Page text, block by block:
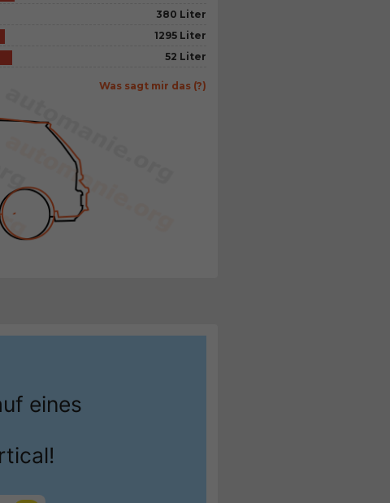
380 Liter
1295 Liter
52 Liter
Was sagt mir das (?)